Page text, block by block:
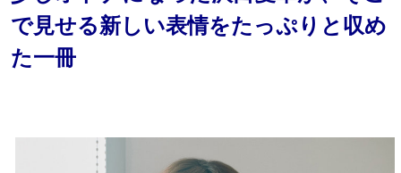
で見せる新しい表情をたっぷりと収め
た一冊